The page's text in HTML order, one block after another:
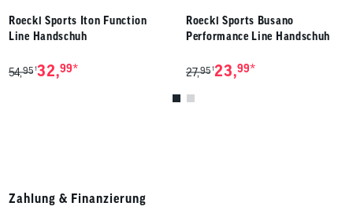
Roeckl Sports Iton Function
Line Handschuh
54,95 132,99*
Roeckl Sports Busano
Performance Line Handschuh
27,95 123,99*
Zahlung & Finanzierung